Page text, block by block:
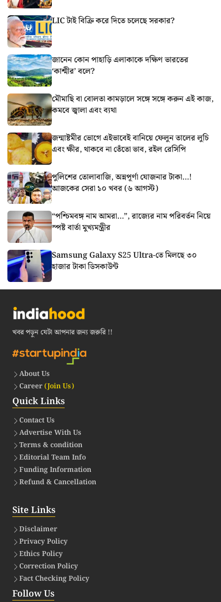
LIC টাই বিক্রি করে দিতে চলেছে সরকার?
জানেন কোন পাহাড়ি এলাকাকে দক্ষিণ ভারতের
‘কাশ্মীর’ বলে?
মৌমাছি বা বোলতা কামড়ালে সঙ্গে সঙ্গে করুন এই কাজ,
কমবে জ্বালা এবং ব্যথা
জন্মাষ্টমীর ভোগে এইভাবেই বানিয়ে ফেলুন তালের লুচি
এবং ক্ষীর, থাকবে না তেঁতো ভাব, রইল রেসিপি
পুলিশের তোলাবাজি, অন্নপূর্ণা যোজনার টাকা…!
আজকের সেরা ১০ খবর (৬ আগস্ট)
“পশ্চিমবঙ্গ নাম আমরা…”, রাজ্যের নাম পরিবর্তন নিয়ে
স্পষ্ট বার্তা মুখ্যমন্ত্রীর
Samsung Galaxy S25 Ultra-তে মিলছে ৩০
হাজার টাকা ডিসকাউন্ট
খবর পড়ুন যেটা আপনার জন্য জরুরি !!
About Us
Career(Join Us)
Quick Links
Contact Us
Advertise With Us
Terms & condition
Editorial Team Info
Funding Information
Refund & Cancellation
Site Links
Disclaimer
Privacy Policy
Ethics Policy
Correction Policy
Fact Checking Policy
Follow Us